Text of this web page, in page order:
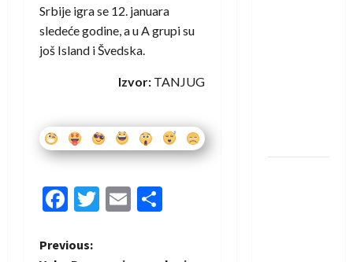
Srbije igra se 12. januara
sledeće godine, a u A grupi su
još Island i Švedska.
Izvor: TANJUG
Facebook
Twitter
Email
P
Previous: